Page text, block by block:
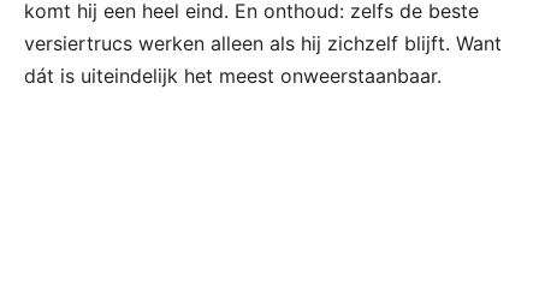
komt hij een heel eind. En onthoud: zelfs de beste
versiertrucs werken alleen als hij zichzelf blijft. Want
dát is uiteindelijk het meest onweerstaanbaar.